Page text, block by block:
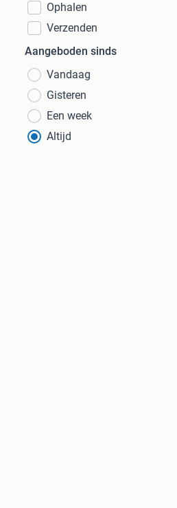
Ophalen
Verzenden
Aangeboden sinds
Vandaag
Gisteren
Een week
Altijd